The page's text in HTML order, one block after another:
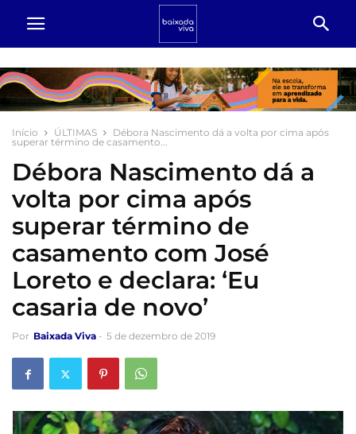
Início ÚLTIMAS
Débora Nascimento dá a volta por cima após
superar término de casamento...
Débora Nascimento dá a
volta por cima após
superar término de
casamento com José
Loreto e declara: ‘Eu
casaria de novo’
Por Baixada Viva - 5 de dezembro de 2019